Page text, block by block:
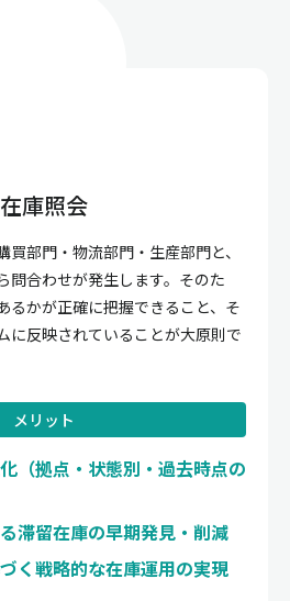
在庫照会
部門・物流部門・生産部門と、
問合わせが発生します。そのた
るかが正確に把握できること、そ
に反映されていることが大原則で
メリット
（拠点・状態別・過去時点の
滞留在庫の早期発見・削減
く戦略的な在庫運用の実現